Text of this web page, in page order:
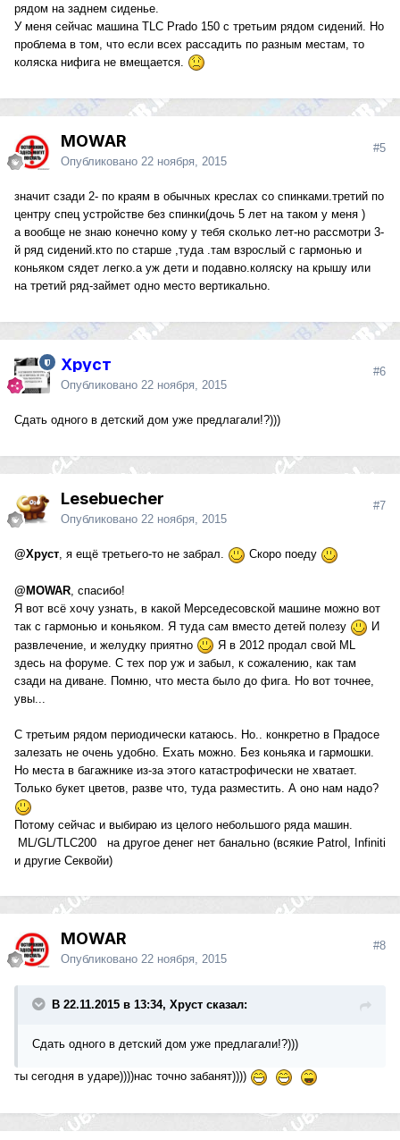
рядом на заднем сиденье.
У меня сейчас машина TLC Prado 150 с третьим рядом сидений. Но
проблема в том, что если всех рассадить по разным местам, то
коляска нифига не вмещается.
MOWAR
Опубликовано 22 ноября, 2015
#5
значит сзади 2- по краям в обычных креслах со спинками.третий по
центру спец устройстве без спинки(дочь 5 лет на таком у меня )
а вообще не знаю конечно кому у тебя сколько лет-но рассмотри 3-
й ряд сидений.кто по старше ,туда .там взрослый с гармонью и
коньяком сядет легко.а уж дети и подавно.коляску на крышу или
на третий ряд-займет одно место вертикально.
Хруст
Опубликовано 22 ноября, 2015
#6
Сдать одного в детский дом уже предлагали!?)))
Lesebuecher
Опубликовано 22 ноября, 2015
#7
@Хруст, я ещё третьего-то не забрал. Скоро поеду
@MOWAR , спасибо!
Я вот всё хочу узнать, в какой Мерседесовской машине можно вот
так с гармонью и коньяком. Я туда сам вместо детей полезу
И
развлечение, и желудку приятно
Я в 2012 продал свой ML
здесь на форуме. С тех пор уж и забыл, к сожалению, как там
сзади на диване. Помню, что места было до фига. Но вот точнее,
увы...
С третьим рядом периодически катаюсь. Но.. конкретно в Прадосе
залезать не очень удобно. Ехать можно. Без коньяка и гармошки.
Но места в багажнике из-за этого катастрофически не хватает.
Только букет цветов, разве что, туда разместить. А оно нам надо?
Потому сейчас и выбираю из целого небольшого ряда машин.
ML/GL/TLC200 на другое денег нет банально (всякие Patrol, Infiniti
и другие Секвойи)
MOWAR
Опубликовано 22 ноября, 2015
#8
В 22.11.2015 в 13:34, Хруст сказал:
Сдать одного в детский дом уже предлагали!?)))
ты сегодня в ударе))))нас точно забанят))))